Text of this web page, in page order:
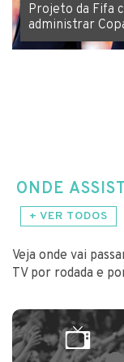
Projeto da Fifa
administrar
ONDE
+ VER TODOS
Veja onde vai
TV por rodada e